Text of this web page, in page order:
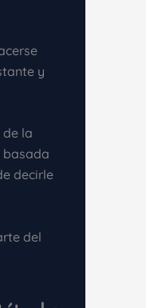
y
la
basada
decirle
del